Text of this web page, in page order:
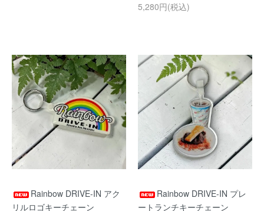
5,280円(税込)
Rainbow DRIVE-IN アク
リルロゴキーチェーン
Rainbow DRIVE-IN プレ
ートランチキーチェーン